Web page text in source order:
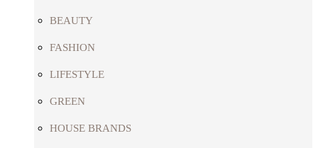
BEAUTY
FASHION
LIFESTYLE
GREEN
HOUSE BRANDS